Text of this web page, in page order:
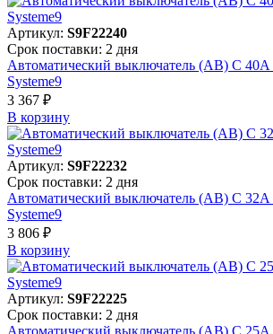
Артикул: S9F22240
Срок поставки: 2 дня
Автоматический выключатель (АВ) C 40A
Systeme9
3 367 ₽
В корзинy
Артикул: S9F22232
Срок поставки: 2 дня
Автоматический выключатель (АВ) C 32A
Systeme9
3 806 ₽
В корзинy
Артикул: S9F22225
Срок поставки: 2 дня
Автоматический выключатель (АВ) C 25A